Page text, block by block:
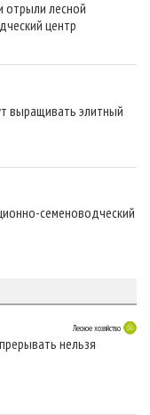
отрыли лесной
центр
выращивать элитный
семеноводческий
Лесное хозяйство
нельзя